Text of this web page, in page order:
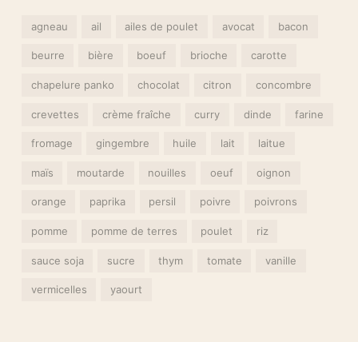
agneau ail ailes de poulet avocat bacon
beurre bière boeuf brioche carotte
chapelure panko chocolat citron concombre
crevettes crème fraîche curry dinde farine
fromage gingembre huile lait laitue
maïs moutarde nouilles oeuf oignon
orange paprika persil poivre poivrons
pomme pomme de terres poulet riz
sauce soja sucre thym tomate vanille
vermicelles yaourt